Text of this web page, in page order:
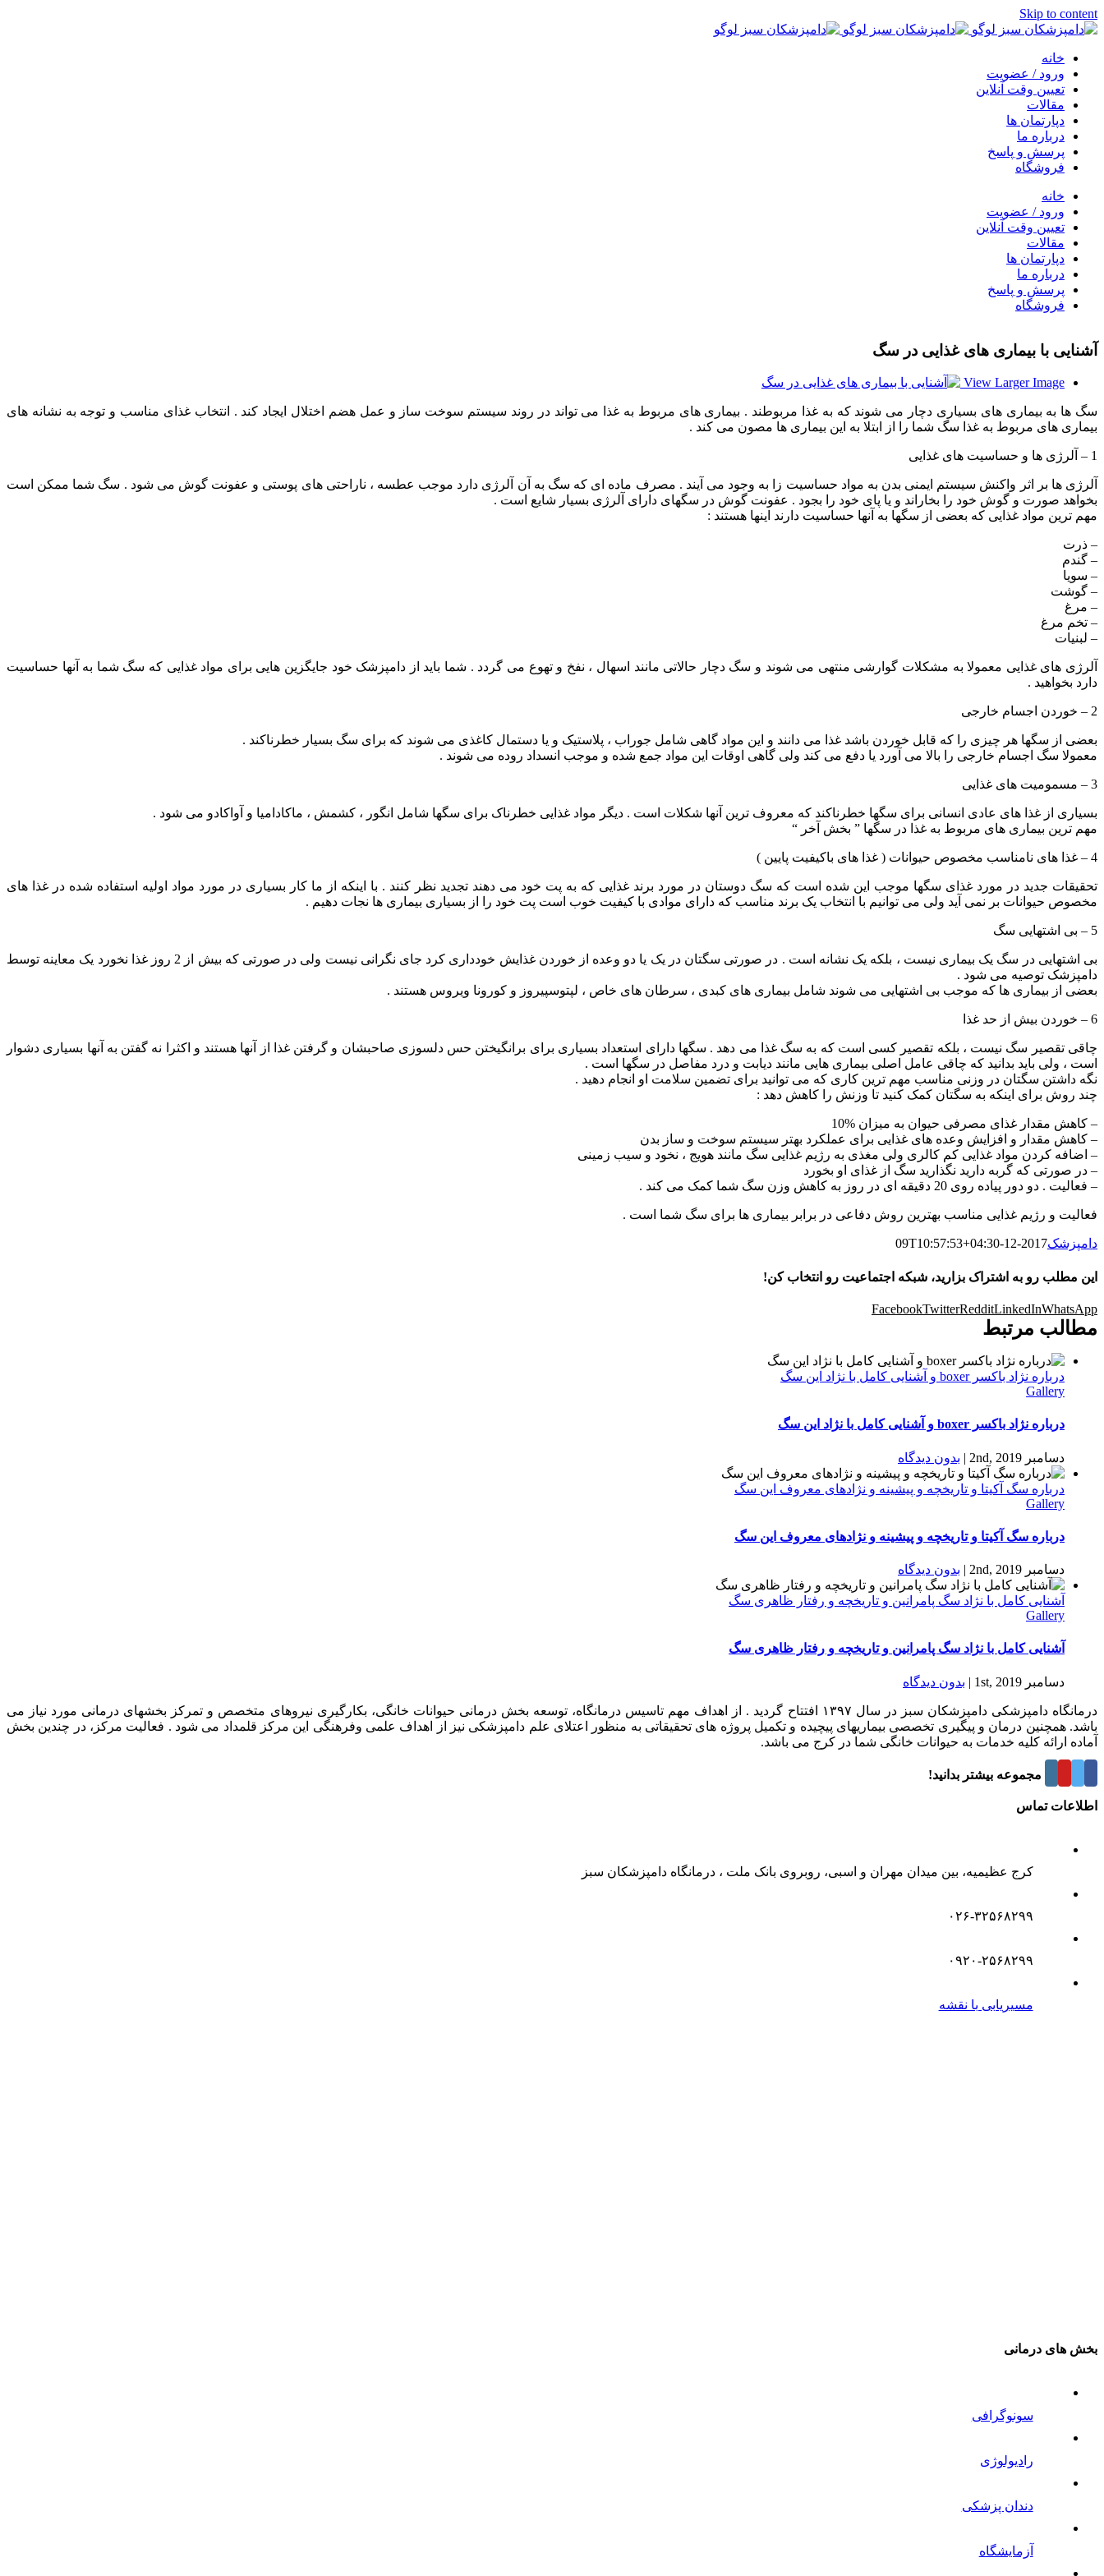
Skip to content
خانه
ورود / عضویت
تعیین وقت آنلاین
مقالات
دپارتمان ها
درباره ما
پرسش و پاسخ
فروشگاه
خانه
ورود / عضویت
تعیین وقت آنلاین
مقالات
دپارتمان ها
درباره ما
پرسش و پاسخ
فروشگاه
آشنایی با بیماری های غذایی در سگ
View Larger Image
سگ ها به بیماری های بسیاری دچار می شوند که به غذا مربوطند . بیماری های مربوط به غذا می تواند در روند سیستم سوخت ساز و عمل هضم اختلال ایجاد کند . انتخاب غذای مناسب و توجه به نشانه های
بیماری های مربوط به غذا سگ شما را از ابتلا به این بیماری ها مصون می کند .
1 – آلرژی ها و حساسیت های غذایی
آلرژی ها بر اثر واکنش سیستم ایمنی بدن به مواد حساسیت زا به وجود می آیند . مصرف ماده ای که سگ به آن آلرژی دارد موجب عطسه ، ناراحتی های پوستی و عفونت گوش می شود . سگ شما ممکن است
بخواهد صورت و گوش خود را بخاراند و یا پای خود را بجود . عفونت گوش در سگهای دارای آلرژی بسیار شایع است .
مهم ترین مواد غذایی که بعضی از سگها به آنها حساسیت دارند اینها هستند :
– ذرت
– گندم
– سویا
– گوشت
– مرغ
– تخم مرغ
– لبنیات
آلرژی های غذایی معمولا به مشکلات گوارشی منتهی می شوند و سگ دچار حالاتی مانند اسهال ، نفخ و تهوع می گردد . شما باید از دامپزشک خود جایگزین هایی برای مواد غذایی که سگ شما به آنها حساسیت
دارد بخواهید .
2 – خوردن اجسام خارجی
بعضی از سگها هر چیزی را که قابل خوردن باشد غذا می دانند و این مواد گاهی شامل جوراب ، پلاستیک و یا دستمال کاغذی می شوند که برای سگ بسیار خطرناکند .
معمولا سگ اجسام خارجی را بالا می آورد یا دفع می کند ولی گاهی اوقات این مواد جمع شده و موجب انسداد روده می شوند .
3 – مسمومیت های غذایی
بسیاری از غذا های عادی انسانی برای سگها خطرناکند که معروف ترین آنها شکلات است . دیگر مواد غذایی خطرناک برای سگها شامل انگور ، کشمش ، ماکادامیا و آواکادو می شود .
مهم ترین بیماری های مربوط به غذا در سگها ” بخش آخر “
4 – غذا های نامناسب مخصوص حیوانات ( غذا های باکیفیت پایین )
تحقیقات جدید در مورد غذای سگها موجب این شده است که سگ دوستان در مورد برند غذایی که به پت خود می دهند تجدید نظر کنند . با اینکه از ما کار بسیاری در مورد مواد اولیه استفاده شده در غذا های
مخصوص حیوانات بر نمی آید ولی می توانیم با انتخاب یک برند مناسب که دارای موادی با کیفیت خوب است پت خود را از بسیاری بیماری ها نجات دهیم .
5 – بی اشتهایی سگ
بی اشتهایی در سگ یک بیماری نیست ، بلکه یک نشانه است . در صورتی سگتان در یک یا دو وعده از خوردن غذایش خودداری کرد جای نگرانی نیست ولی در صورتی که بیش از 2 روز غذا نخورد یک معاینه توسط
دامپزشک توصیه می شود .
بعضی از بیماری ها که موجب بی اشتهایی می شوند شامل بیماری های کبدی ، سرطان های خاص ، لپتوسپيروز و کورونا ویروس هستند .
6 – خوردن بیش از حد غذا
چاقی تقصیر سگ نیست ، بلکه تقصیر کسی است که به سگ غذا می دهد . سگها دارای استعداد بسیاری برای برانگیختن حس دلسوزی صاحبشان و گرفتن غذا از آنها هستند و اکثرا نه گفتن به آنها بسیاری دشوار
است ، ولی باید بدانید که چاقی عامل اصلی بیماری هایی مانند دیابت و درد مفاصل در سگها است .
نگه داشتن سگتان در وزنی مناسب مهم ترین کاری که می توانید برای تضمین سلامت او انجام دهید .
چند روش برای اینکه به سگتان کمک کنید تا وزنش را کاهش دهد :
– کاهش مقدار غذای مصرفی حیوان به میزان %10
– کاهش مقدار و افزایش وعده های غذایی برای عملکرد بهتر سیستم سوخت و ساز بدن
– اضافه کردن مواد غذایی کم کالری ولی مغذی به رژیم غذایی سگ مانند هویج ، نخود و سیب زمینی
– در صورتی که گربه دارید نگذارید سگ از غذای او بخورد
– فعالیت . دو دور پیاده روی 20 دقیقه ای در روز به کاهش وزن سگ شما کمک می کند .
فعالیت و رژیم غذایی مناسب بهترین روش دفاعی در برابر بیماری ها برای سگ شما است .
دامپزشک2017-12-09T10:57:53+04:30
این مطلب رو به اشتراک بزارید، شبکه اجتماعیت رو انتخاب کن!
FacebookTwitterRedditLinkedInWhatsApp
مطالب مرتبط
درباره نژاد باکسر boxer و آشنایی کامل با نژاد این سگ
Gallery
درباره نژاد باکسر boxer و آشنایی کامل با نژاد این سگ
دسامبر 2nd, 2019 | بدون ديدگاه
درباره سگ آکیتا و تاریخچه و پیشینه و نژادهای معروف این سگ
Gallery
درباره سگ آکیتا و تاریخچه و پیشینه و نژادهای معروف این سگ
دسامبر 2nd, 2019 | بدون ديدگاه
آشنایی کامل با نژاد سگ پامرانین و تاریخچه و رفتار ظاهری سگ
Gallery
آشنایی کامل با نژاد سگ پامرانین و تاریخچه و رفتار ظاهری سگ
دسامبر 1st, 2019 | بدون ديدگاه
درمانگاه دامپزشکی دامپزشکان سبز در سال ۱۳۹۷ افتتاح گردید . از اهداف مهم تاسیس درمانگاه، توسعه بخش درمانی حیوانات خانگی، بکارگیری نیروهای متخصص و تمرکز بخشهای درمانی مورد نیاز می
باشد. همچنین درمان و پیگیری تخصصی بیماریهای پیچیده و تکمیل پروژه های تحقیقاتی به منظور اعتلای علم دامپزشکی نیز از اهداف علمی وفرهنگی این مرکز قلمداد می شود . فعالیت مرکز، در چندین بخش
آماده ارائه کلیه خدمات به حیوانات خانگی شما در کرج می باشد.
درباره این مجموعه بیشتر بدانید!
اطلاعات تماس
کرج عظیمیه، بین میدان مهران و اسبی، روبروی بانک ملت ، درمانگاه دامپزشکان سبز
۰۲۶-۳۲۵۶۸۲۹۹
۰۹۲۰-۲۵۶۸۲۹۹
مسیریابی با نقشه
بخش های درمانی
سونوگرافی
رادیولوژی
دندان پزشکی
آزمایشگاه